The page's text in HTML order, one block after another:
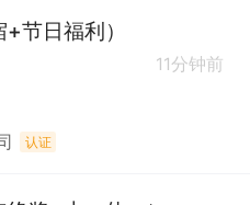
节日福利）
11分钟前
认证